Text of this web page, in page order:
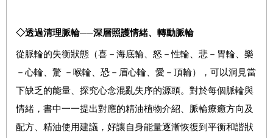
◇透過清理脈輪──深層照護情緒、轉動脈輪
從脈輪的失衡狀態（喜－海底輪、怒－性輪、悲－胃輪、樂
－心輪、驚 －喉輪、恐－眉心輪、愛－頂輪），可以洞見當
下缺乏的能量、探究心念混亂失序的源頭。對於每個脈輪與
情緒，書中一一提出對應的精油植物介紹、脈輪療癒方向及
配方、精油使用建議，好讓自身能量逐漸恢復到平衡和諧狀